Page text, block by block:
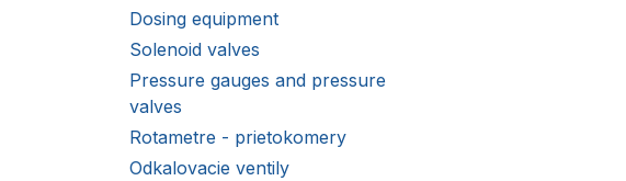
Dosing equipment
Solenoid valves
Pressure gauges and pressure
valves
Rotametre - prietokomery
Odkalovacie ventily